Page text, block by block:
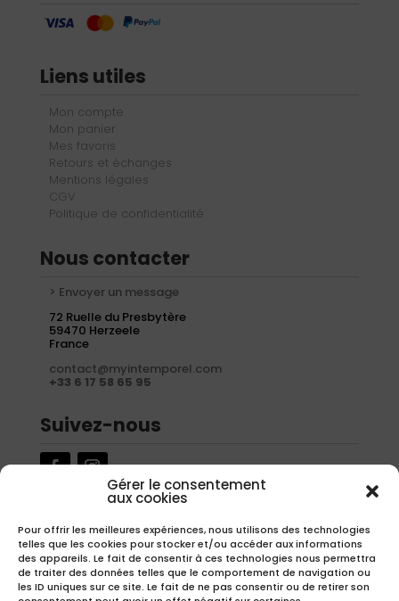
Gérer le consentement
aux cookies
Pour offrir les meilleures expériences, nous utilisons des technologies
telles que les cookies pour stocker et/ou accéder aux informations
des appareils. Le fait de consentir à ces technologies nous permettra
de traiter des données telles que le comportement de navigation ou
les ID uniques sur ce site. Le fait de ne pas consentir ou de retirer son
Liens utiles
Mon compte
Mon panier
Mes favoris
Retours et échanges
Mentions légales
CGV
Politique de confidentialité
Nous contacter
> Envoyer un message
72 Ruelle du Presbytère
59470 Herzeele
France
contact@myintemporel.com
+33 6 17 58 65 95
Suivez-nous
Inscrivez-vous à notre newsletter pour recevoir nos offres
exclusives.